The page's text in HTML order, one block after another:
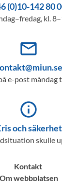
(0)10-142 80
kl.
mail_outline
e-post måndag
info_outline
och säkerhet
skulle
Kontakt
Om webbplatsen